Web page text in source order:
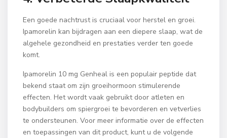
Een goede nachtrust is cruciaal voor herstel en groei.
Ipamorelin kan bijdragen aan een diepere slaap, wat de
algehele gezondheid en prestaties verder ten goede
komt.
Ipamorelin 10 mg Genheal is een populair peptide dat
bekend staat om zijn groeihormoon stimulerende
effecten. Het wordt vaak gebruikt door atleten en
bodybuilders om spiergroei te bevorderen en vetverlies
te ondersteunen. Voor meer informatie over de effecten
en toepassingen van dit product, kunt u de volgende